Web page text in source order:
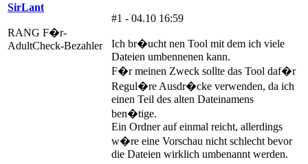
SirLant
RANG F�r-
AdultCheck-Bezahler
#1 - 04.10 16:59
Ich br�ucht nen Tool mit dem ich viele
Dateien umbennenen kann.
F�r meinen Zweck sollte das Tool daf�r
Regul�re Ausdr�cke verwenden, da ich
einen Teil des alten Dateinamens
ben�tige.
Ein Ordner auf einmal reicht, allerdings
w�re eine Vorschau nicht schlecht bevor
die Dateien wirklich umbenannt werden.